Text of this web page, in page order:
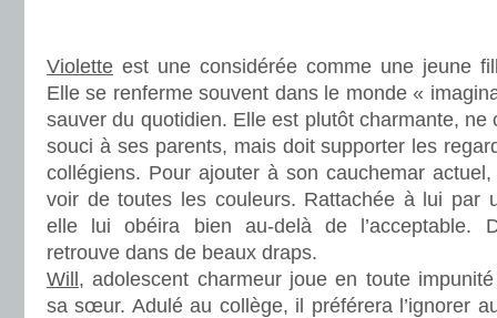
Violette est une considérée comme une jeune
Elle se renferme souvent dans le monde «
sauver du quotidien. Elle est plutôt charmante, ne
souci à ses parents, mais doit supporter les
collégiens. Pour ajouter à son cauchemar
voir de toutes les couleurs. Rattachée à lui par
elle lui obéira bien au-delà de l’acceptable.
retrouve dans de beaux draps.
Will , adolescent charmeur joue en toute
sa sœur. Adulé au collège, il préférera l’ignorer